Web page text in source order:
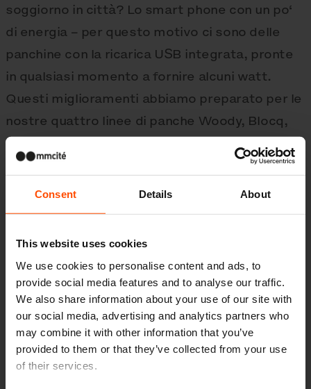
Consent Details About
This website uses cookies
We use cookies to personalise content and ads, to
provide social media features and to analyse our traffic.
We also share information about your use of our site with
our social media, advertising and analytics partners who
may combine it with other information that you’ve
provided to them or that they’ve collected from your use
of their services.
soggiorno in città? Lo smart phone con un po‘
di energia – per questo motivo ci sono delle
panchine con la ricarica USB integrata, pronte
in qualsiasi momento a fornire alcuni watt.
Questi miglioramenti abbiamo preparato per le
nostre quattro linee di panche Woody, Blocq,
Radium e ler la sedia Rivage. Questo
programma intelligente lo chiamiamo
Smartcité.
Galleria
Più novità